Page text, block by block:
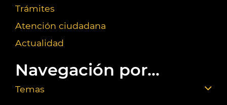
Trámites
Atención ciudadana
Actualidad
Navegación por...
Temas